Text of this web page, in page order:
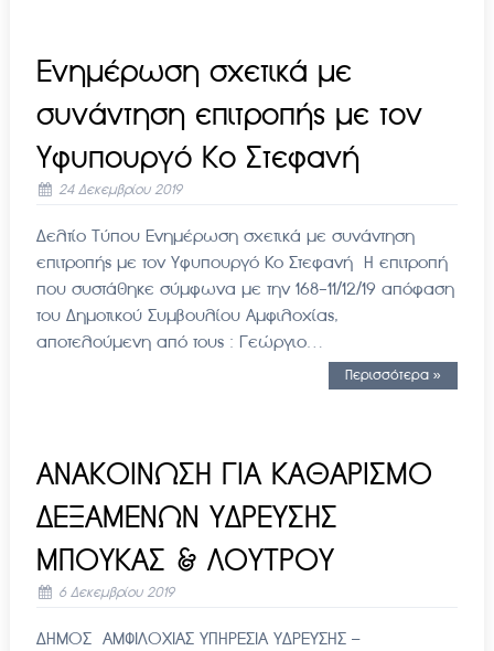
Ενημέρωση σχετικά με
συνάντηση επιτροπής με τον
Υφυπουργό Κο Στεφανή
24 Δεκεμβρίου 2019
Δελτίο Τύπου Ενημέρωση σχετικά με συνάντηση
επιτροπής με τον Υφυπουργό Κο Στεφανή Η επιτροπή
που συστάθηκε σύμφωνα με την 168-11/12/19 απόφαση
του Δημοτικού Συμβουλίου Αμφιλοχίας,
αποτελούμενη από τους : Γεώργιο…
Περισσότερα »
ΑΝΑΚΟΙΝΩΣΗ ΓΙΑ ΚΑΘΑΡΙΣΜΟ
ΔΕΞΑΜΕΝΩΝ ΥΔΡΕΥΣΗΣ
ΜΠΟΥΚΑΣ & ΛΟΥΤΡΟΥ
6 Δεκεμβρίου 2019
ΔΗΜΟΣ ΑΜΦΙΛΟΧΙΑΣ ΥΠΗΡΕΣΙΑ ΥΔΡΕΥΣΗΣ –